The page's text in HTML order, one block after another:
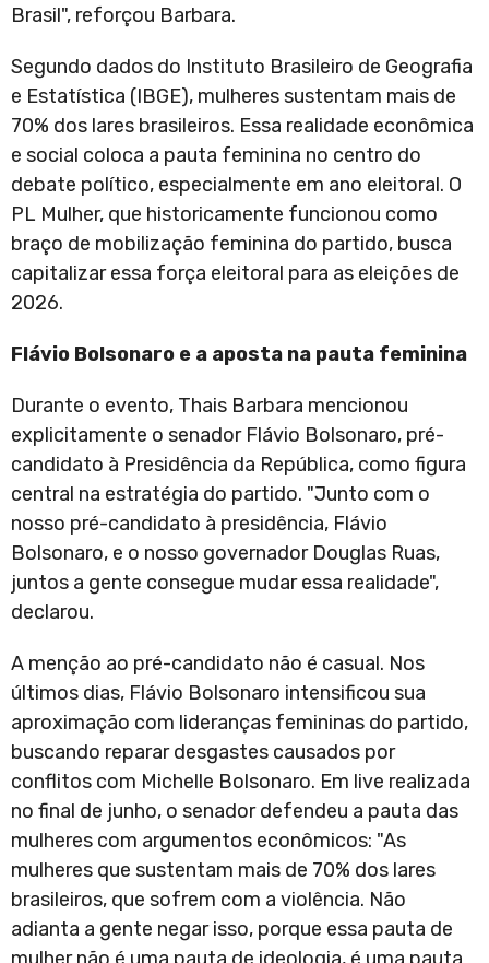
Brasil", reforçou Barbara.
Segundo dados do Instituto Brasileiro de Geografia
e Estatística (IBGE), mulheres sustentam mais de
70% dos lares brasileiros. Essa realidade econômica
e social coloca a pauta feminina no centro do
debate político, especialmente em ano eleitoral. O
PL Mulher, que historicamente funcionou como
braço de mobilização feminina do partido, busca
capitalizar essa força eleitoral para as eleições de
2026.
Flávio Bolsonaro e a aposta na pauta feminina
Durante o evento, Thais Barbara mencionou
explicitamente o senador Flávio Bolsonaro, pré-
candidato à Presidência da República, como figura
central na estratégia do partido. "Junto com o
nosso pré-candidato à presidência, Flávio
Bolsonaro, e o nosso governador Douglas Ruas,
juntos a gente consegue mudar essa realidade",
declarou.
A menção ao pré-candidato não é casual. Nos
últimos dias, Flávio Bolsonaro intensificou sua
aproximação com lideranças femininas do partido,
buscando reparar desgastes causados por
conflitos com Michelle Bolsonaro. Em live realizada
no final de junho, o senador defendeu a pauta das
mulheres com argumentos econômicos: "As
mulheres que sustentam mais de 70% dos lares
brasileiros, que sofrem com a violência. Não
adianta a gente negar isso, porque essa pauta de